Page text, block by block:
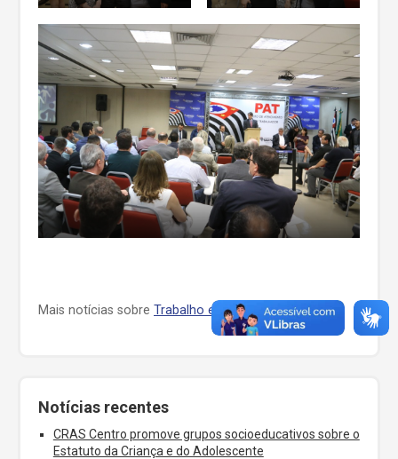
Mais notícias sobre Trabalho e Emprego
Notícias recentes
CRAS Centro promove grupos socioeducativos sobre o
Estatuto da Criança e do Adolescente